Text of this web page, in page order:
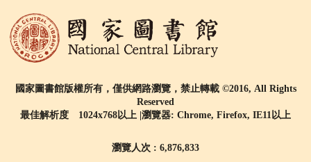
國家圖書館版權所有，僅供網路瀏覽，禁止轉載 ©2016, All Rights
Reserved
最佳解析度 1024x768以上 |瀏覽器: Chrome, Firefox, IE11以上
瀏覽人次 : 6,876,833